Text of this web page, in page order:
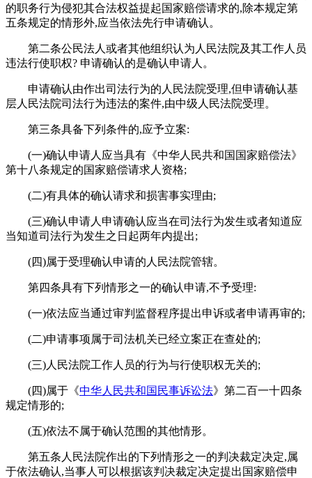
的职务行为侵犯其合法权益提起国家赔偿请求的,除本规定第
五条规定的情形外,应当依法先行申请确认。
第二条公民法人或者其他组织认为人民法院及其工作人员
违法行使职权? 申请确认的是确认申请人。
申请确认由作出司法行为的人民法院受理,但申请确认基
层人民法院司法行为违法的案件,由中级人民法院受理。
第三条具备下列条件的,应予立案:
(一)确认申请人应当具有《中华人民共和国国家赔偿法》
第十八条规定的国家赔偿请求人资格;
(二)有具体的确认请求和损害事实理由;
(三)确认申请人申请确认应当在司法行为发生或者知道应
当知道司法行为发生之日起两年内提出;
(四)属于受理确认申请的人民法院管辖。
第四条具有下列情形之一的确认申请,不予受理:
(一)依法应当通过审判监督程序提出申诉或者申请再审的;
(二)申请事项属于司法机关已经立案正在查处的;
(三)人民法院工作人员的行为与行使职权无关的;
(四)属于《中华人民共和国民事诉讼法》第二百一十四条
规定情形的;
(五)依法不属于确认范围的其他情形。
第五条人民法院作出的下列情形之一的判决裁定决定,属
于依法确认,当事人可以根据该判决裁定决定提出国家赔偿申